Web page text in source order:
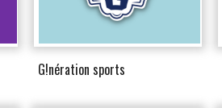
G!nération sports